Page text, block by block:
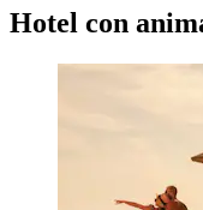
Hotel con